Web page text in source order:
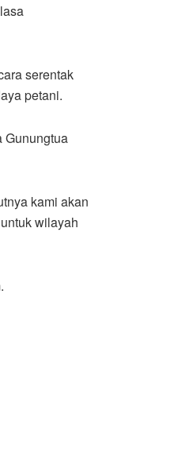
serentak
petani.
Gunungtua
kami akan
wilayah